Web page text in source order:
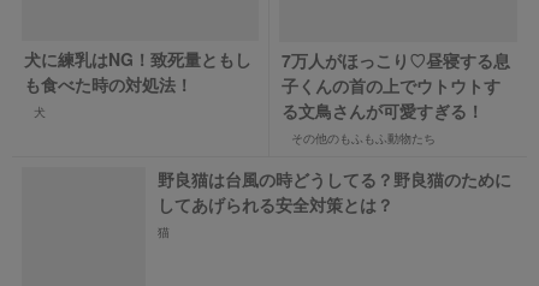
犬に練乳はNG！致死量ともし
も食べた時の対処法！
犬
7万人がほっこり♡昼寝する息
子くんの首の上でウトウトす
る文鳥さんが可愛すぎる！
その他のもふもふ動物たち
野良猫は台風の時どうしてる？野良猫のために
してあげられる安全対策とは？
猫